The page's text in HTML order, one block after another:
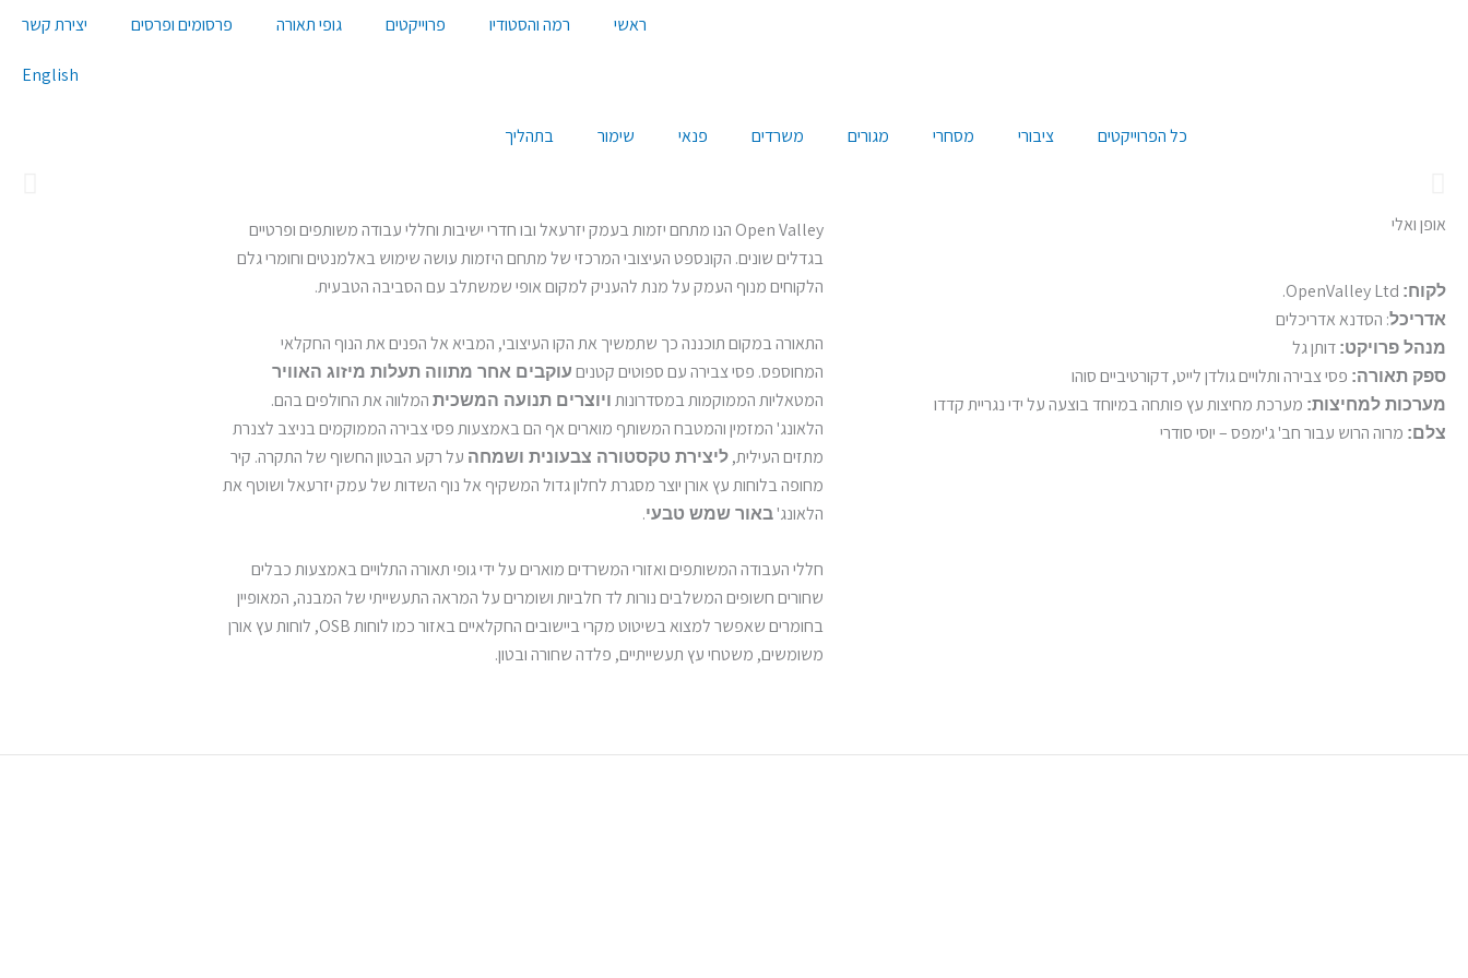
ראשי רמה והסטודיו פרוייקטים גופי תאורה פרסומים ופרסים יצירת קשר
English
כל הפרוייקטים ציבורי מסחרי מגורים משרדים פנאי שימור בתהליך
אופן ואלי
לקוח:
אדריכל: הסדנא אדריכלים
מנהל פרויקט: דותן גל
ספק תאורה: פסי צבירה ותלויים גולדן לייט, דקורטיביים סוהו
מערכות למחיצות: מערכת מחיצות עץ פותחה במיוחד בוצעה על ידי נגריית קדדו
צלם: מרוה הרוש עבור חב' ג'ימפס – יוסי סודרי
Open Valley הנו מתחם יזמות בעמק יזרעאל ובו חדרי ישיבות וחללי עבודה משותפים ופרטיים
בגדלים שונים. הקונספט העיצובי המרכזי של מתחם היזמות עושה שימוש באלמנטים וחומרי גלם
הלקוחים מנוף העמק על מנת להעניק למקום אופי שמשתלב עם הסביבה הטבעית.
התאורה במקום תוכננה כך שתמשיך את הקו העיצובי, המביא אל הפנים את הנוף החקלאי
המחוספס. פסי צבירה עם ספוטים קטנים עוקבים אחר מתווה תעלות מיזוג האוויר
המטאליות הממוקמות במסדרונות ויוצרים תנועה המשכית המלווה את החולפים בהם.
הלאונג' המזמין והמטבח המשותף מוארים אף הם באמצעות פסי צבירה הממוקמים בניצב לצנרת
מתזים העילית, ליצירת טקסטורה צבעונית ושמחה על רקע הבטון החשוף של התקרה. קיר
מחופה בלוחות עץ אורן יוצר מסגרת לחלון גדול המשקיף אל נוף השדות של עמק יזרעאל ושוטף את
הלאונג'באור שמש טבעי.
חללי העבודה המשותפים ואזורי המשרדים מוארים על ידי גופי תאורה התלויים באמצעות כבלים
שחורים חשופים המשלבים נורות לד חלביות ושומרים על המראה התעשייתי של המבנה, המאופיין
בחומרים שאפשר למצוא בשיטוט מקרי ביישובים החקלאיים באזור כמו לוחות OSB, לוחות עץ אורן
משומשים, משטחי עץ תעשייתיים, פלדה שחורה ובטון.